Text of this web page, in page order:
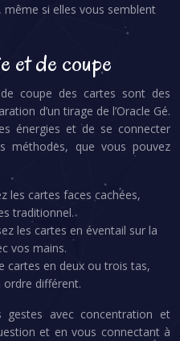
même si elles vous semblent
et de coupe
coupe des cartes sont des
d’un tirage de l’Oracle Gé.
énergies et de se connecter
méthodes, que vous pouvez
les cartes faces cachées,
traditionnel.
les cartes en éventail sur la
vos mains.
cartes en deux ou trois tas,
ordre différent.
gestes avec concentration et
et en vous connectant à